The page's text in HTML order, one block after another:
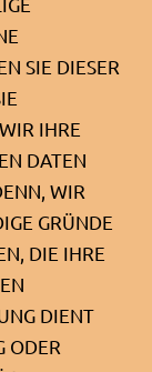
SIE DIESER
IHRE
DATEN
WIR
GRÜNDE
DIE IHRE
DIENT
ODER